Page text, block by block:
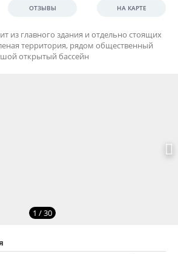
1 / 30
из главного здания и отдельно стоящих
территория, рядом общественный
открытый бассейн